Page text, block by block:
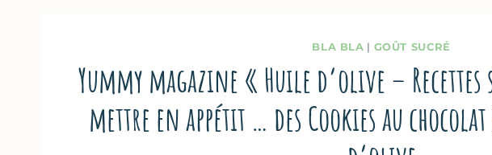
BLA BLA | GOÛT SUCRÉ
Yummy magazine « Huile d’olive – Recettes
mettre en appétit … des Cookies au